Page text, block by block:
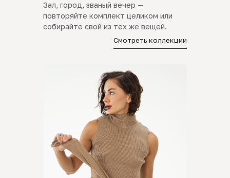
Зал, город, званый вечер —
повторяйте комплект целиком или
собирайте свой из тех же вещей.
Смотреть коллекции